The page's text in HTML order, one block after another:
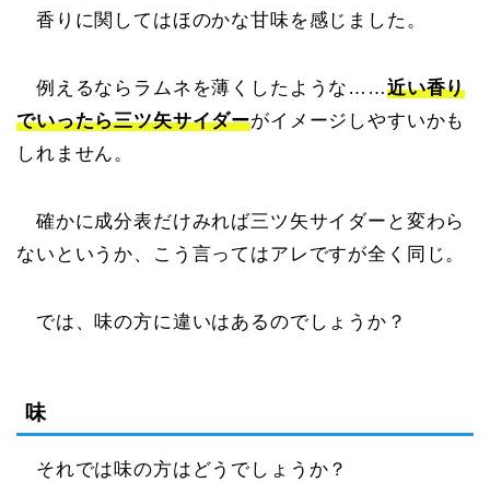
香りに関してはほのかな甘味を感じました。
例えるならラムネを薄くしたような……近い香り
でいったら三ツ矢サイダーがイメージしやすいかも
しれません。
確かに成分表だけみれば三ツ矢サイダーと変わら
ないというか、こう言ってはアレですが全く同じ。
では、味の方に違いはあるのでしょうか？
味
それでは味の方はどうでしょうか？